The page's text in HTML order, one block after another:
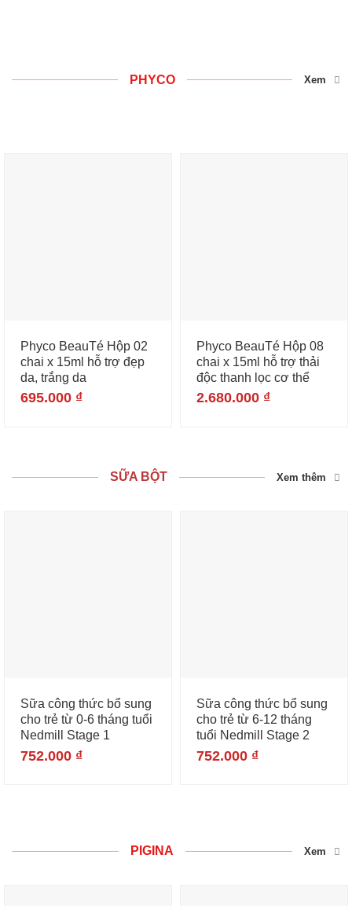
PHYCO Xem
Phyco BeauTé Hộp 02
chai x 15ml hỗ trợ đẹp
da, trắng da
695.000 ₫
Phyco BeauTé Hộp 08
chai x 15ml hỗ trợ thải
độc thanh lọc cơ thể
2.680.000 ₫
SỮA BỘT Xem thêm
Sữa công thức bổ sung
cho trẻ từ 0-6 tháng tuổi
Nedmill Stage 1
752.000 ₫
Sữa công thức bổ sung
cho trẻ từ 6-12 tháng
tuổi Nedmill Stage 2
752.000 ₫
PIGINA Xem